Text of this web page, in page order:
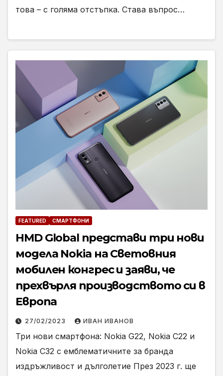
това – с голяма отстъпка. Става въпрос…
FEATURED СМАРТФОНИ
HMD Global представи три нови
модела Nokia на Световния
мобилен конгрес и заяви, че
прехвърля производството си в
Европа
27/02/2023 ИВАН ИВАНОВ
Три нови смартфона: Nokia G22, Nokia C22 и
Nokia C32 с емблематичните за бранда
издръжливост и дълголетие През 2023 г. ще